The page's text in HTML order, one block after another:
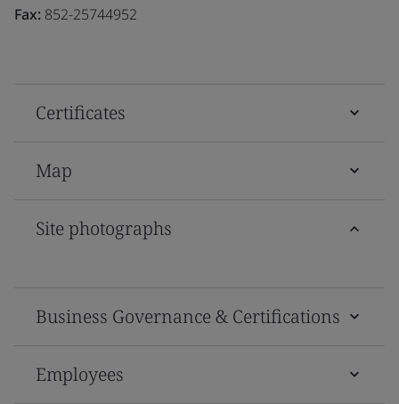
Fax: 852-25744952
Certificates
Map
Site photographs
Business Governance & Certifications
Employees